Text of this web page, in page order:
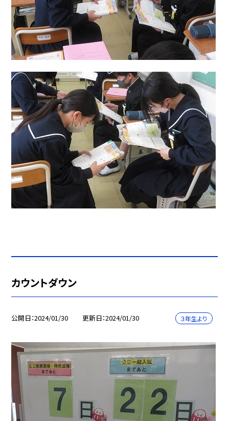
カウントダウン
公開日 2024/01/30 更新日 2024/01/30 ３年生より